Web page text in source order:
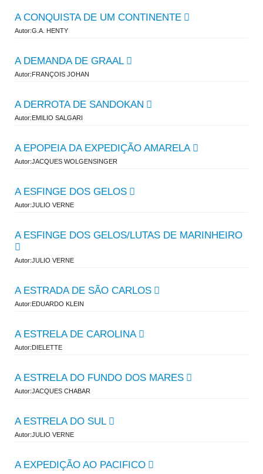
A CONQUISTA DE UM CONTINENTE
Autor:G.A. HENTY
A DEMANDA DE GRAAL
Autor:FRANÇOIS JOHAN
A DERROTA DE SANDOKAN
Autor:EMILIO SALGARI
A EPOPEIA DA EXPEDIÇÃO AMARELA
Autor:JACQUES WOLGENSINGER
A ESFINGE DOS GELOS
Autor:JULIO VERNE
A ESFINGE DOS GELOS/LUTAS DE MARINHEIRO
Autor:JULIO VERNE
A ESTRADA DE SÃO CARLOS
Autor:EDUARDO KLEIN
A ESTRELA DE CAROLINA
Autor:DIELETTE
A ESTRELA DO FUNDO DOS MARES
Autor:JACQUES CHABAR
A ESTRELA DO SUL
Autor:JULIO VERNE
A EXPEDIÇÃO AO PACIFICO